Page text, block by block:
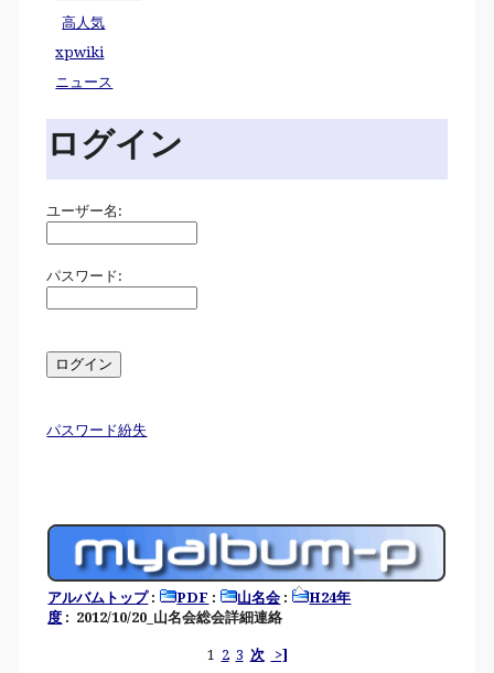
高人気
xpwiki
ニュース
ログイン
ユーザー名:
パスワード:
パスワード紛失
アルバムトップ: PDF : 山名会 :
H24年
度 : 2012/10/20_山名会総会詳細連絡
1 2 3 次 >]